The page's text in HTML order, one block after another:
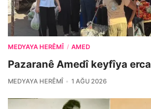
MEDYAYA HERÊMÎ / AMED
Pazaranê Amedî keyfîya
MEDYAYA HERÊMÎ 1 AĞU 2026